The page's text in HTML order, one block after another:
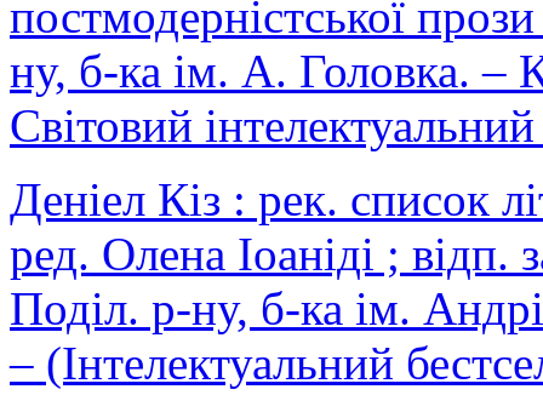
постмодерністської
ну, б-ка ім. А. Головка. –
Світовий
Деніел Кіз : рек. список
ред. Олена Іоаніді ;
Поділ. р-ну, б-ка ім.
– (Інтелектуальний